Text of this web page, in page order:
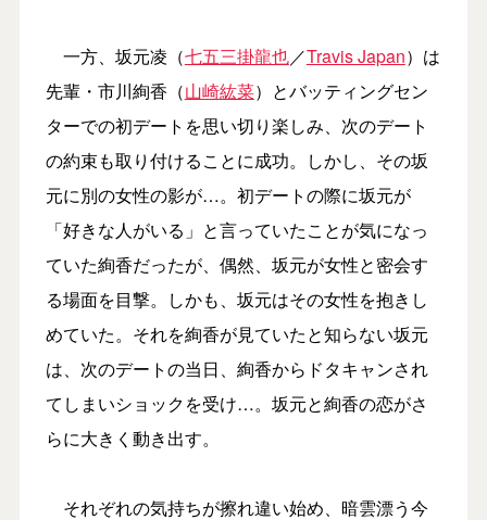
一方、坂元凌（七五三掛龍也／Travis Japan）は
先輩・市川絢香（山崎紘菜）とバッティングセン
ターでの初デートを思い切り楽しみ、次のデート
の約束も取り付けることに成功。しかし、その坂
元に別の女性の影が…。初デートの際に坂元が
「好きな人がいる」と言っていたことが気になっ
ていた絢香だったが、偶然、坂元が女性と密会す
る場面を目撃。しかも、坂元はその女性を抱きし
めていた。それを絢香が見ていたと知らない坂元
は、次のデートの当日、絢香からドタキャンされ
てしまいショックを受け…。坂元と絢香の恋がさ
らに大きく動き出す。
それぞれの気持ちが擦れ違い始め、暗雲漂う今